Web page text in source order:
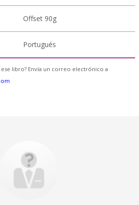
Offset 90g
Portugués
ese libro? Envía un correo electrónico a